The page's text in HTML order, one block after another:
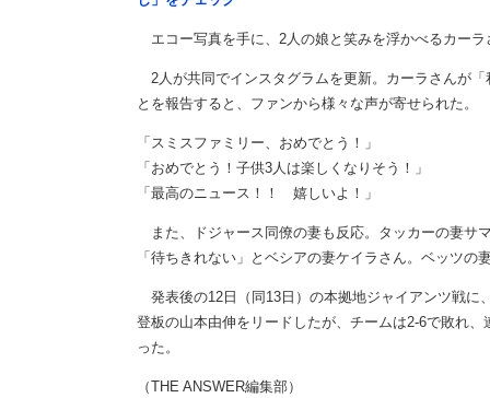
エコー写真を手に、2人の娘と笑みを浮かべるカー
2人が共同でインスタグラムを更新。カーラさんが
とを報告すると、ファンから様々な声が寄せられた。
「スミスファミリー、おめでとう！」
「おめでとう！子供3人は楽しくなりそう！」
「最高のニュース！！ 嬉しいよ！」
また、ドジャース同僚の妻も反応。タッカーの妻サ
「待ちきれない」とベシアの妻ケイラさん。ベッツ
発表後の12日（同13日）の本拠地ジャイアンツ戦に
登板の山本由伸をリードしたが、チームは2-6で敗れ
った。
（THE ANSWER編集部）